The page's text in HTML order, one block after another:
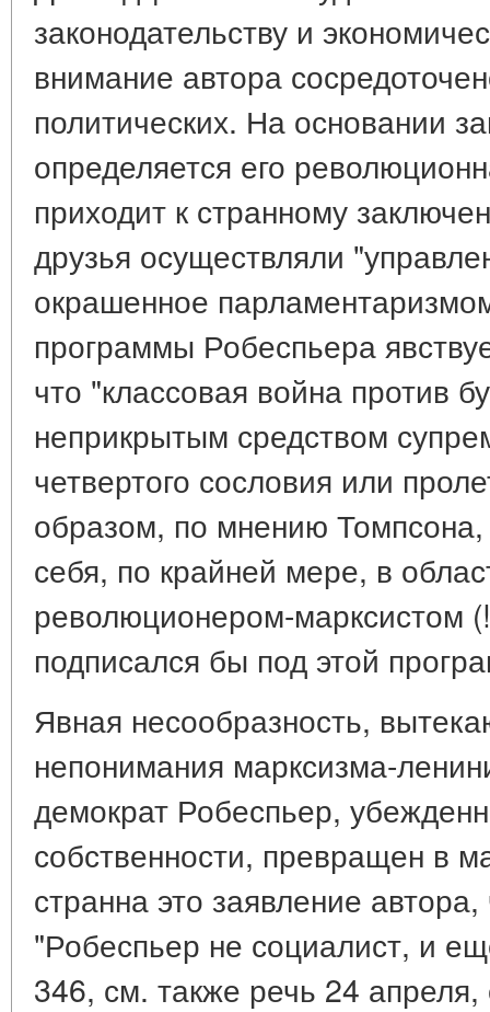
законодательству и
внимание автора
политических. На основании
определяется его
приходит к странному
друзья осуществляли
окрашенное
программы Робеспьера
что "классовая война против
неприкрытым средством
четвертого сословия или
образом, по мнению
себя, по крайней мере, в
революционером-марксистом
подписался бы под этой
Явная несообразность,
непонимания марксизма-
демократ Робеспьер,
собственности, превращен в
странна это заявление
"Робеспьер не социалист, и
346, см. также речь 24